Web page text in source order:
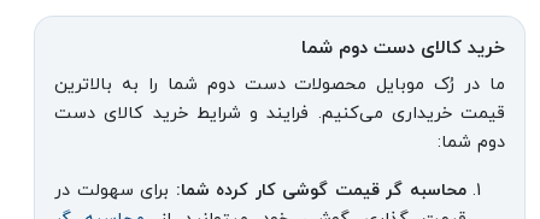
خرید کالای دست دوم شما
ما در رُک موبایل محصولات دست دوم شما را به بالاترین
قیمت خریداری می‌کنیم. فرایند و شرایط خرید کالای دست
دوم شما:
محاسبه گر قیمت گوشی کار کرده شما: برای سهولت در